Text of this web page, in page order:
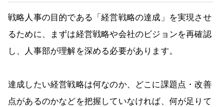
戦略人事の目的である「経営戦略の達成」を実現させ
るために、まずは経営戦略や会社のビジョンを再確認
し、人事部が理解を深める必要があります。
達成したい経営戦略は何なのか、どこに課題点・改善
点があるのかなどを把握していなければ、何が足りて